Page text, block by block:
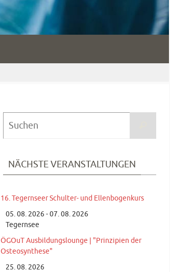
NÄCHSTE VERANSTALTUNGEN
16. Tegernseer Schulter- und Ellenbogenkurs
05. 08. 2026 - 07. 08. 2026
Tegernsee
ÖGOuT Ausbildungslounge | "Prinzipien der
Osteosynthese"
25. 08. 2026